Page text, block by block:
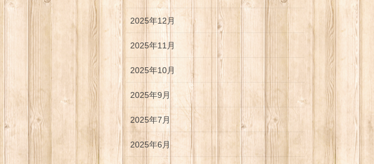
2025年12月
2025年11月
2025年10月
2025年9月
2025年7月
2025年6月